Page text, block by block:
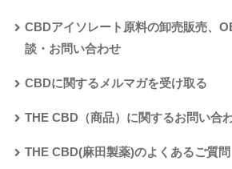
CBDアイソレート原料の卸売販売、
談・お問い合わせ
CBDに関するメルマガを受け取る
THE CBD（商品）に関するお問い合
THE CBD(麻田製薬)のよくあるご質問